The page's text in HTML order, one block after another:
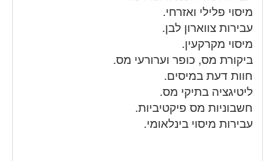
מיסוי פלילי ואזרחי.
עבירות צווארון לבן.
מיסוי מקרקעין.
ביקורת מס, כופר וערורעי מס.
חוות דעת במיסים.
ליטיגציה בתיקי מס.
חשבוניות מס פיקטיביות.
עבירות מיסוי בינלאומי.